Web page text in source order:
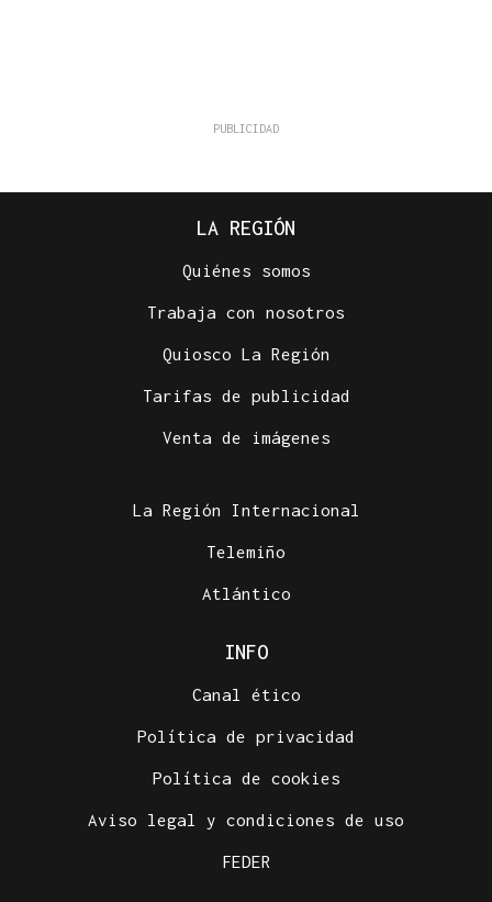
LA REGIÓN
Quiénes somos
Trabaja con nosotros
Quiosco La Región
Tarifas de publicidad
Venta de imágenes
La Región Internacional
Telemiño
Atlántico
INFO
Canal ético
Política de privacidad
Política de cookies
Aviso legal y condiciones de uso
FEDER